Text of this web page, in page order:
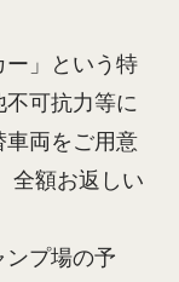
ー」という特
可抗力等に
車両をご用意
全額お返しい
プ場の予